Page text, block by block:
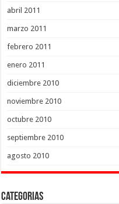
abril 2011
marzo 2011
febrero 2011
enero 2011
diciembre 2010
noviembre 2010
octubre 2010
septiembre 2010
agosto 2010
Categorias